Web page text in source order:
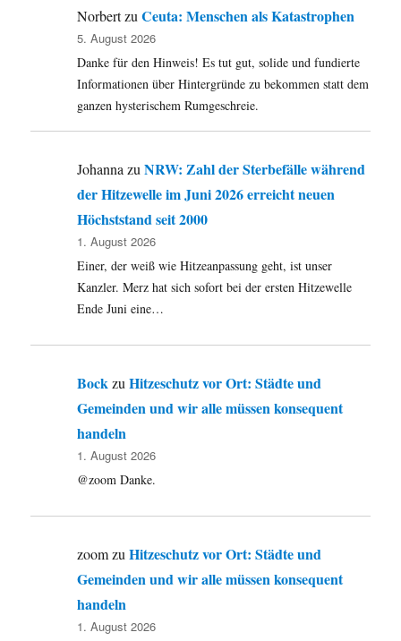
NorbertzuCeuta: Menschen als Katastrophen
5. August 2026
Danke für den Hinweis! Es tut gut, solide und fundierte
Informationen über Hintergründe zu bekommen statt dem
ganzen hysterischem Rumgeschreie.
Johanna zuNRW: Zahl der Sterbefälle während
der Hitzewelle im Juni 2026 erreicht neuen
Höchststand seit 2000
1. August 2026
Einer, der weiß wie Hitzeanpassung geht, ist unser
Kanzler. Merz hat sich sofort bei der ersten Hitzewelle
Ende Juni eine…
BockzuHitzeschutz vor Ort: Städte und
Gemeinden und wir alle müssen konsequent
handeln
1. August 2026
@zoom Danke.
zoomzuHitzeschutz vor Ort: Städte und
Gemeinden und wir alle müssen konsequent
handeln
1. August 2026